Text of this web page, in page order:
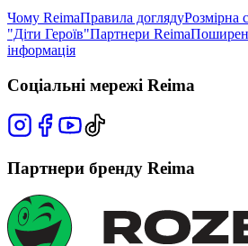
Чому ReimaПравила доглядуРозмірна
"Діти Героїв"Партнери Reima
інформація
Соціальні мережі Reima
Партнери бренду Reima